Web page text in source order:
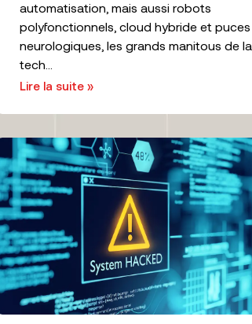
automatisation, mais aussi robots
polyfonctionnels, cloud hybride et puces
neurologiques, les grands manitous de la
tech...
Lire la suite »